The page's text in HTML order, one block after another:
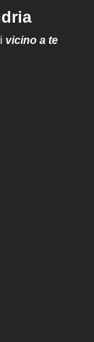
vicino a te